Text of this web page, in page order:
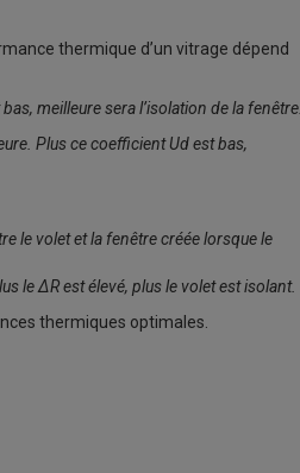
thermique d’un vitrage dépend
meilleure sera l’isolation de la fenêtre.
Plus ce coefficient Ud est bas,
le volet et la fenêtre créée lorsque le
le ΔR est élevé, plus le volet est isolant.
thermiques optimales.